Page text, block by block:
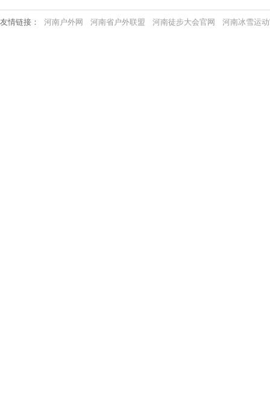
友情链接： 河南户外网 河南省户外联盟 河南徒步大会官网 河南冰雪运